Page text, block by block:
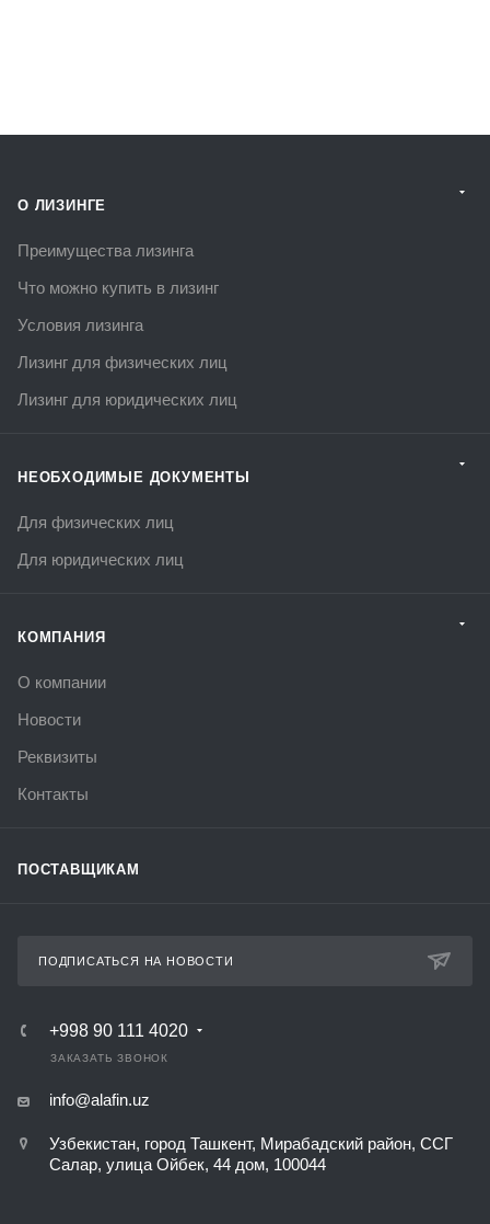
О ЛИЗИНГЕ
Преимущества лизинга
Что можно купить в лизинг
Условия лизинга
Лизинг для физических лиц
Лизинг для юридических лиц
НЕОБХОДИМЫЕ ДОКУМЕНТЫ
Для физических лиц
Для юридических лиц
КОМПАНИЯ
О компании
Новости
Реквизиты
Контакты
ПОСТАВЩИКАМ
ПОДПИСАТЬСЯ НА НОВОСТИ
+998 90 111 4020
ЗАКАЗАТЬ ЗВОНОК
info@alafin.uz
Узбекистан, город Ташкент, Мирабадский район, ССГ
Салар, улица Ойбек, 44 дом, 100044